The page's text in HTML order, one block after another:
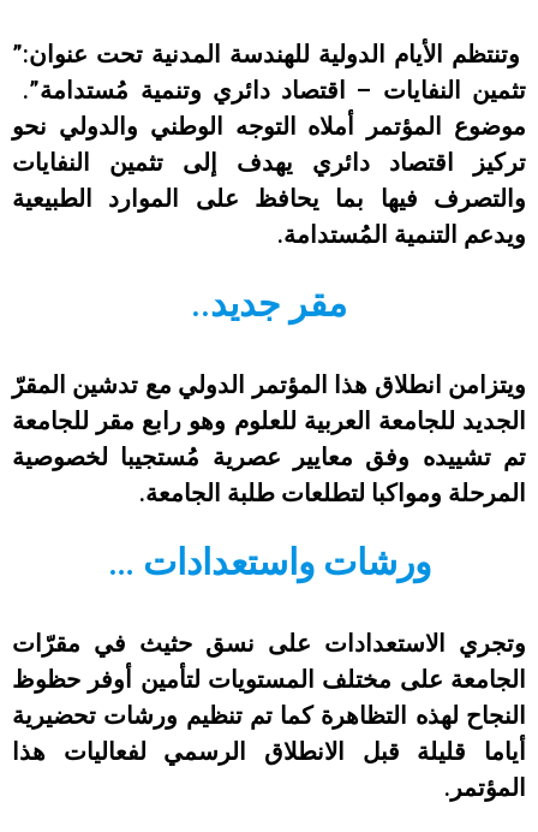
وتنتظم الأيام الدولية للهندسة المدنية تحت عنوان:”
تثمين النفايات – اقتصاد دائري وتنمية مُستدامة”.
موضوع المؤتمر أملاه التوجه الوطني والدولي نحو
تركيز اقتصاد دائري يهدف إلى تثمين النفايات
والتصرف فيها بما يحافظ على الموارد الطبيعية
ويدعم التنمية المُستدامة.
مقر جديد..
ويتزامن انطلاق هذا المؤتمر الدولي مع تدشين المقرّ
الجديد للجامعة العربية للعلوم وهو رابع مقر للجامعة
تم تشييده وفق معايير عصرية مُستجيبا لخصوصية
المرحلة ومواكبا لتطلعات طلبة الجامعة.
ورشات واستعدادات …
وتجري الاستعدادات على نسق حثيث في مقرّات
الجامعة على مختلف المستويات لتأمين أوفر حظوظ
النجاح لهذه التظاهرة كما تم تنظيم ورشات تحضيرية
أياما قليلة قبل الانطلاق الرسمي لفعاليات هذا
المؤتمر.